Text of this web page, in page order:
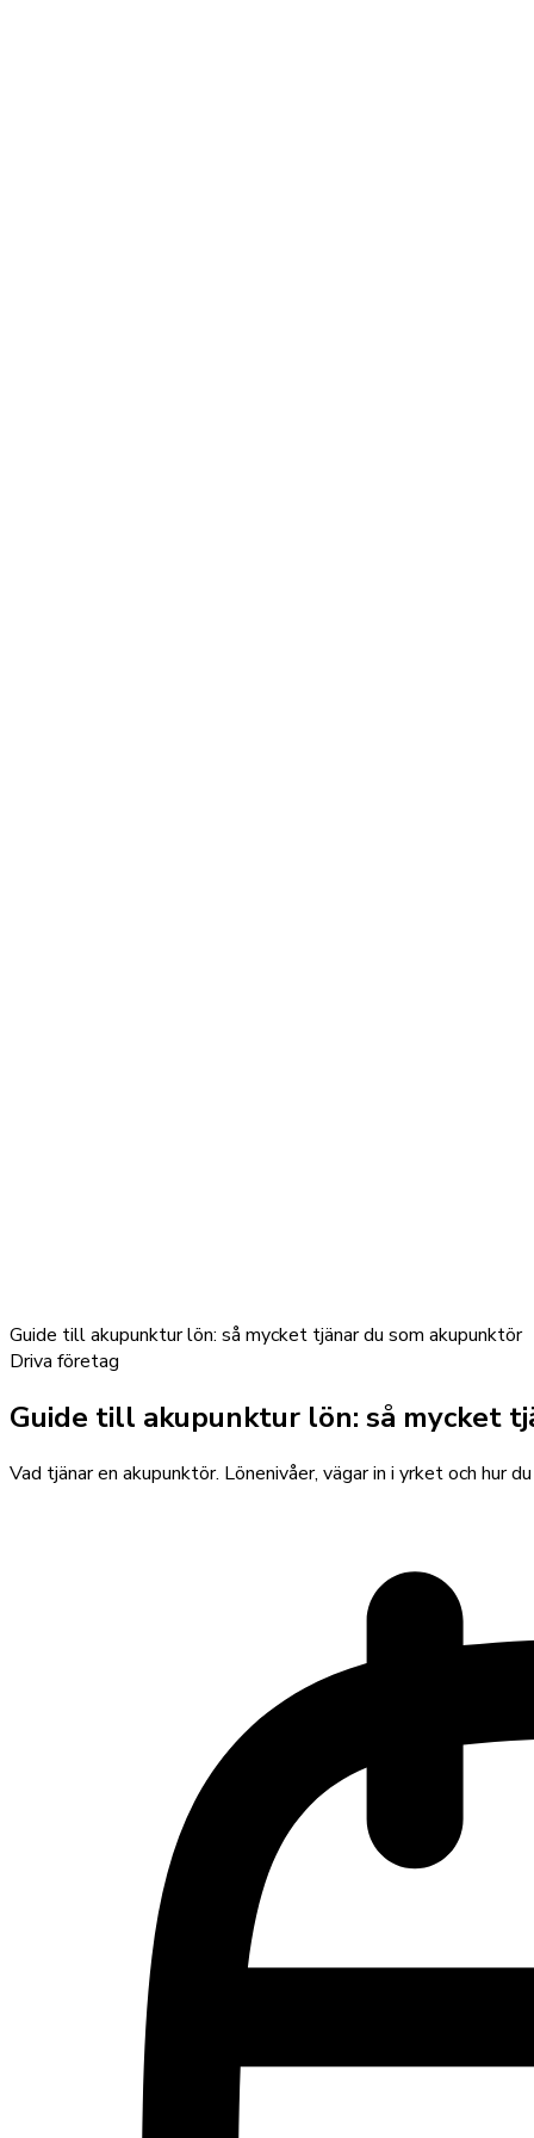
Guide till akupunktur lön: så mycket tjänar du som akupunktör
Driva företag
Guide till akupunktur lön: så mycket
Vad tjänar en akupunktör. Lönenivåer, vägar in i yrket och hur